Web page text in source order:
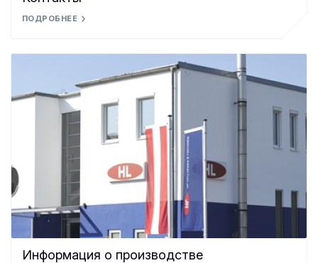
ПОДРОБНЕЕ
Информация о производстве